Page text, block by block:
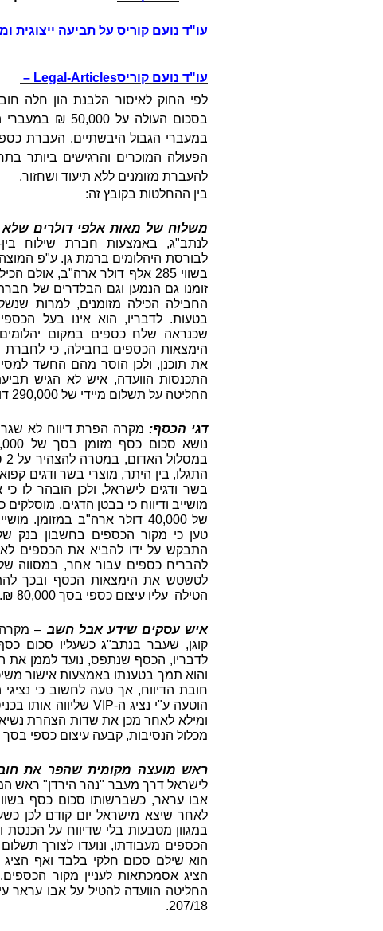
עו"ד נועם קוריס על תביעה ייצוגית
עו"ד נועם קוריס– Legal-Articles
לפי החוק לאיסור הלבנת הון חלה
במעברי הגבול היבשתיים. העברת
הפעולה המוכרים והרגישים ביותר
להעברת מזומנים ללא תיעוד ושחזור.
בין ההחלטות בקובץ זה:
משלוח של מאות אלפי דולרים
לנתב"ג, באמצעות חברת שילוח
לבורסת היהלומים ברמת גן. ע"פ
זומנו גם הנמען וגם הבלדרים של
החבילה הכילה מזומנים, למרות
בטעות. לדבריו, הוא אינו בעל
שכנראה שלח כספים במקום
הימצאות הכספים בחבילה, כי לחברת
את תוכנן, ולכן הוסר מהם החשד
התכנסות הוועדה, איש לא הגיש
החליטה על תשלום מיידי של 290,000 דולר שנתפסו. החלטה מס'
דגי הכסף: מקרה הפרת דיווח לא
התגלו, בין היתר, מוצרי בשר ודגים
בשר ודגים לישראל, ולכן הובהר לו
מושייב ודיווח כי בבטן הדגים,
של 40,000 דולר ארה"ב
טען כי מקור הכספים בחשבון בנק
התבקש על ידו להביא את הכספים
להבריח כספים עבור אחר, במסווה
לטשטש את הימצאות הכסף ובכך
הטילה עליו עיצום כספי בסך 80,000 ₪. החלטה מס'
איש עסקים שידע אבל חשב –
לדבריו, הכסף שנתפס, נועד לממן את
והוא תמך בטענתו באמצעות אישור
חובת הדיווח, אך טעה לחשוב כי נציגי
הוטעה ע"י נציג ה-VIP שליווה אותו
ומילא לאחר מכן את שדות הצהרת
מכלול הנסיבות, קבעה עיצום כספי בסך 120,000 ₪. החלטה מס'
ראש מועצה מקומית שהפר את
לישראל דרך מעבר "נהר הירדן" ראש
במגוון מטבעות בלי שדיווח על
הכספים מעבודתו, ונועדו לצורך
הוא שילם סכום חלקי בלבד ואף
הציג אסמכתאות לעניין מקור
207/18.